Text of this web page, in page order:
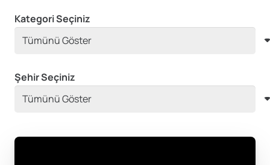
Kategori Seçiniz
Şehir Seçiniz